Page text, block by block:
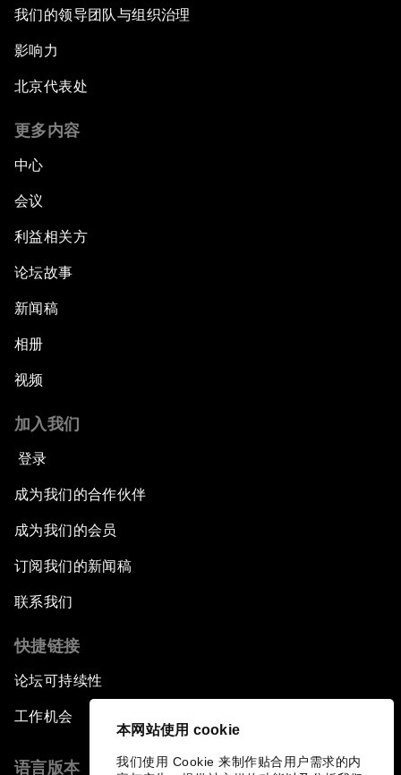
本网站使用 cookie
我们使用 Cookie 来制作贴合用户需求的内
我们的领导团队与组织治理
影响力
北京代表处
更多内容
中心
会议
利益相关方
论坛故事
新闻稿
相册
视频
加入我们
登录
成为我们的合作伙伴
成为我们的会员
订阅我们的新闻稿
联系我们
快捷链接
论坛可持续性
工作机会
语言版本